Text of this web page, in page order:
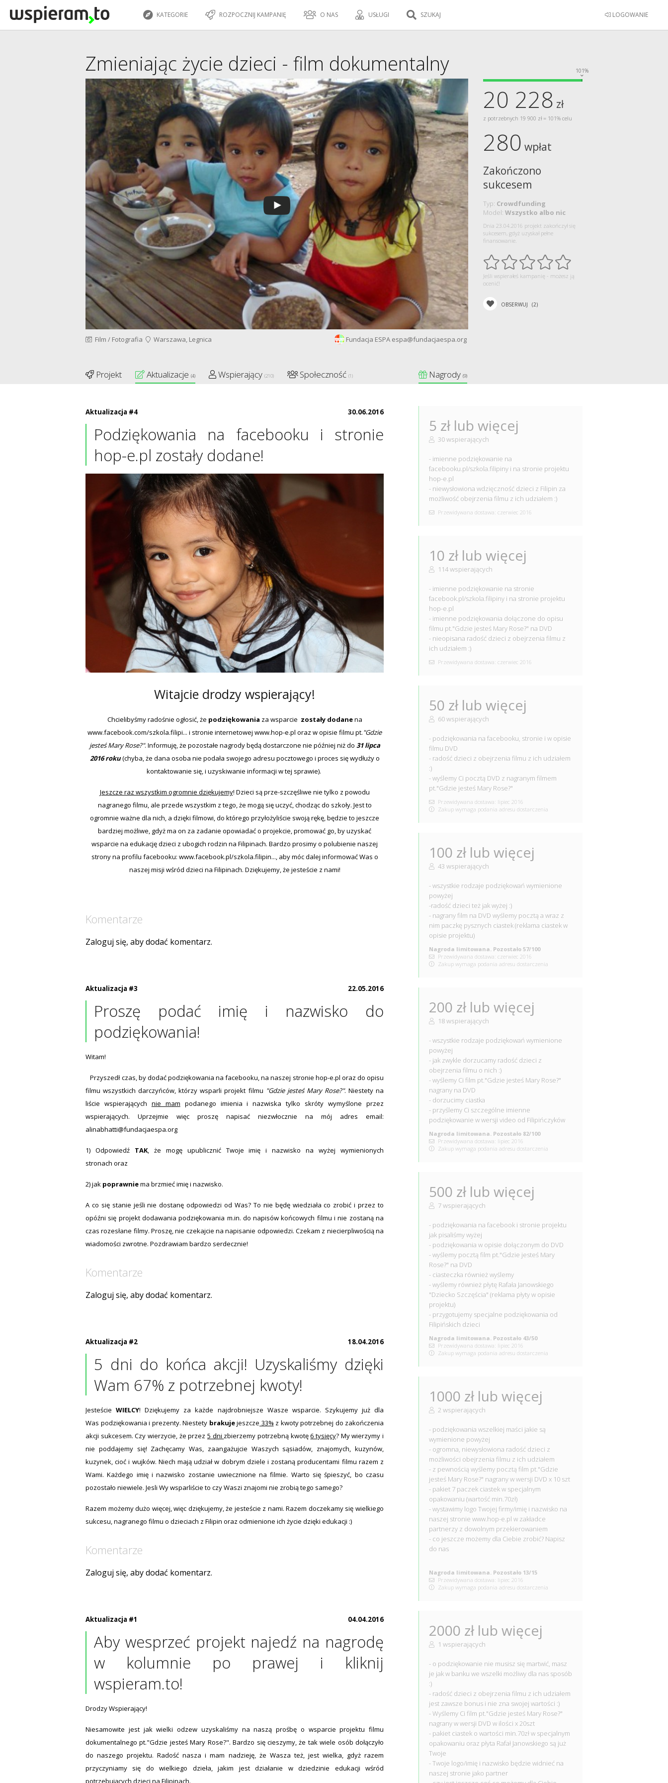
LOGOWANIE
KATEGORIE ROZPOCZNIJ KAMPANIĘ O NAS USŁUGI SZUKAJ
Zmieniając życie dzieci - film dokumentalny
Film / Fotografia Warszawa, Legnica Fundacja ESPA espa@fundacjaespa.org
101%
20 228 zł
z potrzebnych 19 900 zł = 101% celu
280 wpłat
Zakończono
sukcesem
Typ: Crowdfunding
Model: Wszystko albo nic
Dnia 23.04.2016 projekt zakończył się
sukcesem, gdyż uzyskał pełne
finansowanie.
Jeśli wspierałeś kampanię - możesz ją
ocenić!
OBSERWUJ (2)
Projekt Aktualizacje (4) Wspierający (210) Społeczność (1)
Aktualizacja #4 30.06.2016
Podziękowania na facebooku i stronie
hop-e.pl zostały dodane!
Witajcie drodzy wspierający!
Chcielibyśmy radośnie ogłosić, że podziękowania za wsparcie zostały dodanena
www.facebook.com/szkola.filipi... i stronie internetowej www.hop-e.pl oraz w opisie filmu pt."Gdzie
jesteś Mary Rose?". Informuję, że pozostałe nagrody będą dostarczone nie później niż do 31 lipca
2016 roku(chyba, że dana osoba nie podała swojego adresu pocztowego i proces się wydłuży o
kontaktowanie się, i uzyskiwanie informacji w tej sprawie).
Jeszcze raz wszystkim ogromnie dziękujemy! Dzieci są prze-szczęśliwe nie tylko z powodu
nagranego filmu, ale przede wszystkim z tego, że mogą się uczyć, chodząc do szkoły. Jest to
ogromnie ważne dla nich, a dzięki filmowi, do którego przyłożyliście swoją rękę, będzie to jeszcze
bardziej możliwe, gdyż ma on za zadanie opowiadać o projekcie, promować go, by uzyskać
wsparcie na edukację dzieci z ubogich rodzin na Filipinach. Bardzo prosimy o polubienie naszej
strony na profilu facebooku: www.facebook.pl/szkola.filipin..., aby móc dalej informować Was o
naszej misji wśród dzieci na Filipinach. Dziękujemy, że jesteście z nami!
Komentarze
Zaloguj się, aby dodać komentarz.
Aktualizacja #3 22.05.2016
Proszę podać imię i nazwisko do
podziękowania!
Witam!
Przyszedł czas, by dodać podziękowania na facebooku, na naszej stronie hop-e.pl oraz do opisu
filmu wszystkich darczyńców, którzy wsparli projekt filmu "Gdzie jesteś Mary Rose?". Niestety na
liście wspierających nie mam podanego imienia i nazwiska tylko skróty wymyślone przez
wspierających. Uprzejmie więc proszę napisać niezwłocznie na mój adres email:
alinabhatti@fundacjaespa.org
1) Odpowiedź TAK, że mogę upublicznić Twoje imię i nazwisko na wyżej wymienionych
stronach oraz
2) jak poprawniema brzmieć imię i nazwisko.
A co się stanie jeśli nie dostanę odpowiedzi od Was? To nie będę wiedziała co zrobić i przez to
opóźni się projekt dodawania podziękowania m.in. do napisów końcowych filmu i nie zostaną na
czas rozesłane filmy. Proszę, nie czekajcie na napisanie odpowiedzi. Czekam z niecierpliwością na
wiadomości zwrotne. Pozdrawiam bardzo serdecznie!
Komentarze
Zaloguj się, aby dodać komentarz.
Aktualizacja #2 18.04.2016
5 dni do końca akcji! Uzyskaliśmy dzięki
Wam 67% z potrzebnej kwoty!
JesteścieWIELCY! Dziękujemy za każde najdrobniejsze Wasze wsparcie. Szykujemy już dla
Was podziękowania i prezenty. Niestety brakujejeszcze 33% z kwoty potrzebnej do zakończenia
akcji sukcesem. Czy wierzycie, że przez 5 dni zbierzemy potrzebną kwotę6 tysięcy? My wierzymy i
nie poddajemy się! Zachęcamy Was, zaangażujcie Waszych sąsiadów, znajomych, kuzynów,
kuzynek, cioć i wujków. Niech mają udział w dobrym dziele i zostaną producentami filmu razem z
Wami. Każdego imię i nazwisko zostanie uwiecznione na filmie. Warto się śpieszyć, bo czasu
pozostało niewiele. Jesli Wy wsparliście to czy Waszi znajomi nie zrobią tego samego?
Razem możemy dużo więcej, więc dziękujemy, że jesteście z nami. Razem doczekamy się wielkiego
sukcesu, nagranego filmu o dzieciach z Filipin oraz odmienione ich życie dzięki edukacji :)
Komentarze
Zaloguj się, aby dodać komentarz.
Aktualizacja #1 04.04.2016
Aby wesprzeć projekt najedź na nagrodę
w kolumnie po prawej i kliknij
wspieram.to!
Drodzy Wspierający!
Niesamowite jest jak wielki odzew uzyskaliśmy na naszą prośbę o wsparcie projektu filmu
dokumentalnego pt."Gdzie jesteś Mary Rose?". Bardzo się cieszymy, że tak wiele osób dołączyło
do naszego projektu. Radość nasza i mam nadzieję, że Wasza też, jest wielka, gdyż razem
przyczyniamy się do wielkiego dzieła, jakim jest działanie w dziedzinie edukacji wśród
Nagrody (9)
5 zł lub więcej
30 wspierających
- imienne podziękowanie na
facebooku.pl/szkola.filipiny i na stronie projektu
hop-e.pl
- niewysłowiona wdzięczność dzieci z Filipin za
możliwość obejrzenia filmu z ich udziałem :)
Przewidywana dostawa: czerwiec 2016
10 zł lub więcej
114 wspierających
- imienne podziękowanie na stronie
facebook.pl/szkola.filipiny i na stronie projektu
hop-e.pl
- imienne podziękowania dołączone do opisu
filmu pt."Gdzie jesteś Mary Rose?" na DVD
- nieopisana radość dzieci z obejrzenia filmu z
ich udziałem :)
Przewidywana dostawa: czerwiec 2016
50 zł lub więcej
60 wspierających
- podziękowania na facebooku, stronie i w opisie
filmu DVD
- radość dzieci z obejrzenia filmu z ich udziałem
:)
- wyślemy Ci pocztą DVD z nagranym filmem
pt."Gdzie jesteś Mary Rose?"
Przewidywana dostawa: lipiec 2016
Zakup wymaga podania adresu dostarczenia
100 zł lub więcej
43 wspierających
- wszystkie rodzaje podziękowań wymienione
powyżej
-radość dzieci też jak wyżej :)
- nagrany film na DVD wyślemy pocztą a wraz z
nim paczkę pysznych ciastek (reklama ciastek w
opisie projektu)
Nagroda limitowana. Pozostało 57/100
Przewidywana dostawa: czerwiec 2016
Zakup wymaga podania adresu dostarczenia
200 zł lub więcej
18 wspierających
- wszystkie rodzaje podziękowań wymienione
powyżej
- jak zwykle dorzucamy radość dzieci z
obejrzenia filmu o nich :)
- wyślemy Ci film pt."Gdzie jesteś Mary Rose?"
nagrany na DVD
- dorzucimy ciastka
- przyślemy Ci szczególne imienne
podziękowanie w wersji video od Filipińczyków
Nagroda limitowana. Pozostało 82/100
Przewidywana dostawa: lipiec 2016
Zakup wymaga podania adresu dostarczenia
500 zł lub więcej
7 wspierających
- podziękowania na facebook i stronie projektu
jak pisaliśmy wyżej
- podziękowania w opisie dołączonym do DVD
- wyślemy pocztą film pt."Gdzie jesteś Mary
Rose?" na DVD
- ciasteczka również wyślemy
- wyślemy również płytę Rafała Janowskiego
"Dziecko Szczęścia" (reklama płyty w opisie
projektu)
- przygotujemy specjalne podziękowania od
Filipińskich dzieci
Nagroda limitowana. Pozostało 43/50
Przewidywana dostawa: lipiec 2016
Zakup wymaga podania adresu dostarczenia
1000 zł lub więcej
2 wspierających
- podziękowania wszelkiej maści jakie są
wymienione powyżej
- ogromna, niewysłowiona radość dzieci z
możliwości obejrzenia filmu z ich udziałem
- z pewnością wyślemy pocztą film pt."Gdzie
jesteś Mary Rose?" nagrany w wersji DVD x 10 szt
- pakiet 7 paczek ciastek w specjalnym
opakowaniu (wartość min.70zł)
- wystawimy logo Twojej firmy/imię i nazwisko na
naszej stronie www.hop-e.pl w zakładce
partnerzy z dowolnym przekierowaniem
- co jeszcze możemy dla Ciebie zrobić? Napisz
do nas
Nagroda limitowana. Pozostało 13/15
Przewidywana dostawa: lipiec 2016
Zakup wymaga podania adresu dostarczenia
2000 zł lub więcej
1 wspierających
- o podziękowanie nie musisz się martwić, masz
je jak w banku we wszelki możliwy dla nas sposób
:)
- radość dzieci z obejrzenia filmu z ich udziałem
jest zawsze bonus i nie zna swojej wartości :)
- Wyślemy Ci film pt."Gdzie jesteś Mary Rose?"
nagrany w wersji DVD w ilości x 20szt
- pakiet ciastek o wartości min.70zł w specjalnym
opakowaniu oraz płyta Rafał Janowskiego są już
Twoje
- Twoje logo/imię i nazwisko będzie widnieć na
naszej stronie jako partner